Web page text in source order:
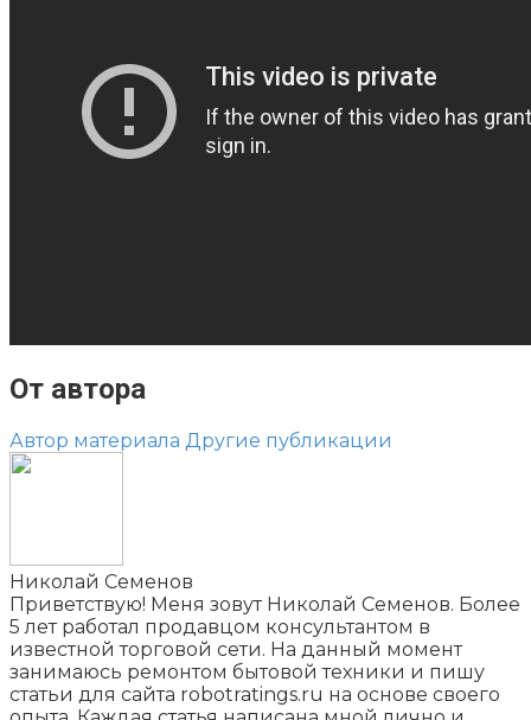
От автора
Автор материала Другие публикации
Николай Семенов
Приветствую! Меня зовут Николай Семенов. Более
5 лет работал продавцом консультантом в
известной торговой сети. На данный момент
занимаюсь ремонтом бытовой техники и пишу
статьи для сайта robotratings.ru на основе своего